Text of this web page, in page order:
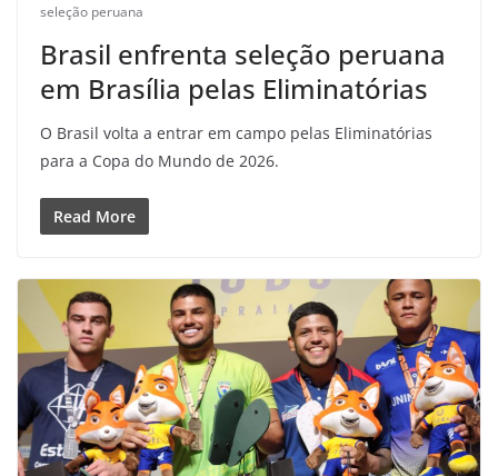
seleção peruana
Brasil enfrenta seleção peruana
em Brasília pelas Eliminatórias
O Brasil volta a entrar em campo pelas Eliminatórias
para a Copa do Mundo de 2026.
Read More